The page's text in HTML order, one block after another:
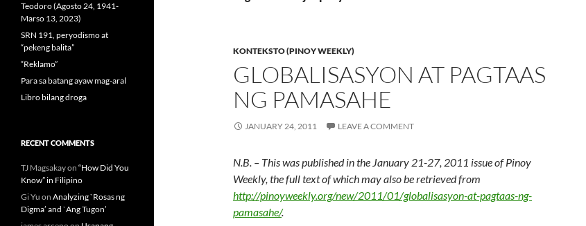
KONTEKSTO (PINOY WEEKLY)
GLOBALISASYON AT PAGTAAS
NG PAMASAHE
JANUARY 24, 2011 LEAVE A COMMENT
N.B. – This was published in the January 21-27, 2011 issue of Pinoy
Weekly, the full text of which may also be retrieved from
http://pinoyweekly.org/new/2011/01/globalisasyon-at-pagtaas-ng-
pamasahe/.
Teodoro (Agosto 24, 1941-
Marso 13, 2023)
SRN 191, peryodismo at
“pekeng balita”
“Reklamo”
Para sa batang ayaw mag-aral
Libro bilang droga
RECENT COMMENTS
TJ Magsakayon “How Did You
Know” in Filipino
Gi Yu on Analyzing `Rosas ng
Digma’ and `Ang Tugon’